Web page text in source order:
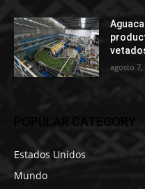
agosto 7,
POPULAR CATEGORY
Estados Unidos
Mundo